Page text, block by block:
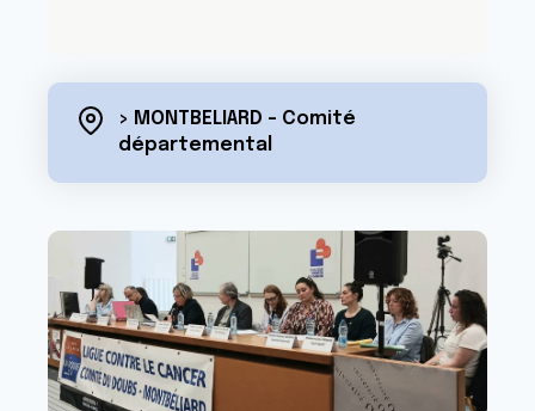
> MONTBELIARD - Comité
départemental